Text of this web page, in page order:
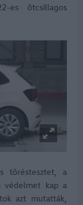
es ötcsillagos
töréstesztet, a
védelmet kap a
azt mutatták,